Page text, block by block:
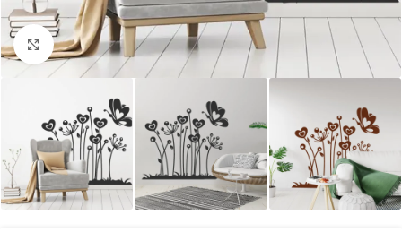
Kliknite za uvećanje